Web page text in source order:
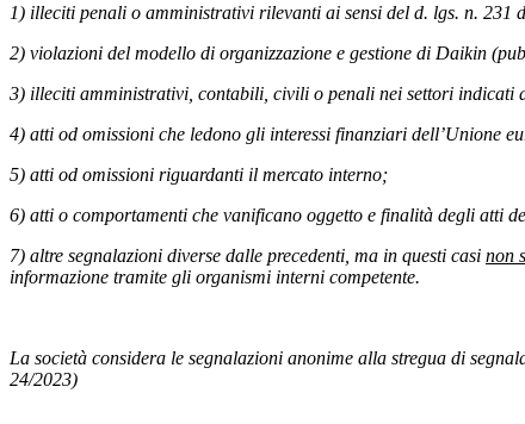
1) illeciti penali o amministrativi rilevanti ai sensi del d. lgs. n. 231
2) violazioni del modello di organizzazione e gestione di Daikin
3) illeciti amministrativi, contabili, civili o penali nei settori indicati
4) atti od omissioni che ledono gli interessi finanziari dell’Unione
5) atti od omissioni riguardanti il mercato interno;
6) atti o comportamenti che vanificano oggetto e finalità degli atti
7) altre segnalazioni diverse dalle precedenti, ma in questi casi non
informazione tramite gli organismi interni competente.
La società considera le segnalazioni anonime alla stregua di
24/2023)